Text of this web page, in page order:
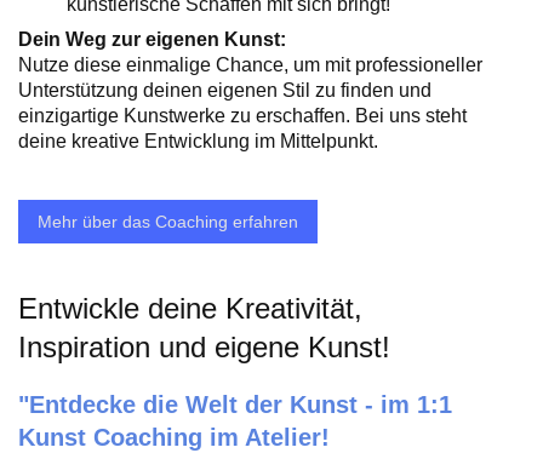
Dein Weg zur eigenen Kunst:
Nutze diese einmalige Chance, um mit professioneller
Unterstützung deinen eigenen Stil zu finden und
einzigartige Kunstwerke zu erschaffen. Bei uns steht
deine kreative Entwicklung im Mittelpunkt.
Mehr über das Coaching erfahren
Entwickle deine Kreativität,
Inspiration und eigene Kunst!
"Entdecke die Welt der Kunst - im 1:1
Kunst Coaching im Atelier!